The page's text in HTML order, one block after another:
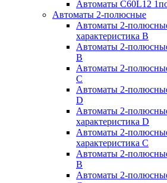
Автоматы С60L12
Автоматы 2-полюсные
Автоматы 2-
характеристика В
Автоматы 2-
B
Автоматы 2-
C
Автоматы 2-
D
Автоматы 2-
характеристика D
Автоматы 2-
характеристика С
Автоматы 2-
B
Автоматы 2-